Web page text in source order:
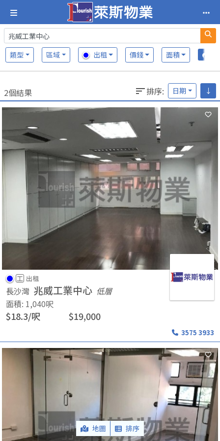
類型 區域 出租 價錢 面積
2個結果 排序: 日期 ↓
工 出租
長沙灣 兆威工業中心 低層
面積: 1,040呎
$18.3/呎 $19,000
3575 3933
地圖 排序